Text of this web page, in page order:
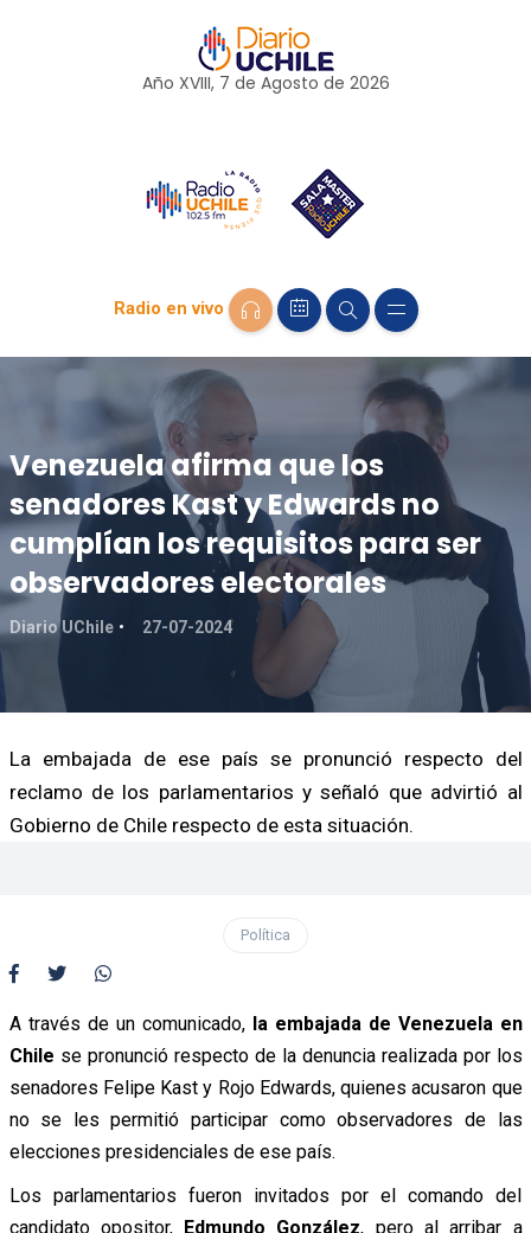
Año XVIII, 7 de Agosto de 2026
Radio en vivo
Venezuela afirma que los
senadores Kast y Edwards no
cumplían los requisitos para ser
observadores electorales
Diario UChile 27-07-2024
La embajada de ese país se pronunció respecto del
reclamo de los parlamentarios y señaló que advirtió al
Gobierno de Chile respecto de esta situación.
Política
A través de un comunicado,la embajada de Venezuela en
Chile se pronunció respecto de la denuncia realizada por los
senadores Felipe Kast y Rojo Edwards, quienes acusaron que
no se les permitió participar como observadores de las
elecciones presidenciales de ese país.
Los parlamentarios fueron invitados por el comando del
candidato opositor, Edmundo González, pero al arribar a